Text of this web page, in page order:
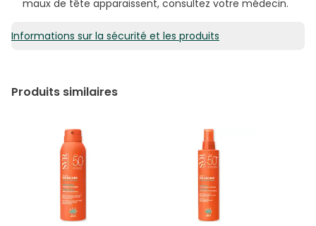
maux de tête apparaissent, consultez votre médecin.
Informations sur la sécurité et les produits
Produits similaires